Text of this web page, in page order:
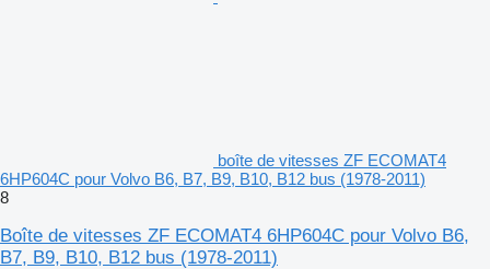
boîte de vitesses ZF ECOMAT4
6HP604C pour Volvo B6, B7, B9, B10, B12 bus (1978-2011)
8
Boîte de vitesses ZF ECOMAT4 6HP604C pour Volvo B6,
B7, B9, B10, B12 bus (1978-2011)